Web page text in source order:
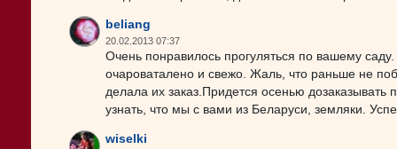
beliang
20.02.2013 07:37
Очень понравилось прогуляться по вашему
очароваталено и свежо. Жаль, что раньше не
делала их заказ.Придется осенью
узнать, что мы с вами из Беларуси, земляки.
wiselki